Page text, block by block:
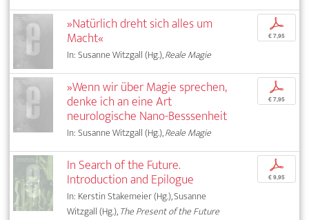
»Natürlich dreht sich alles um
Macht«
In: Susanne Witzgall (Hg.),Reale Magie
p
€ 7,95
»Wenn wir über Magie sprechen,
denke ich an eine Art
neurologische Nano-Besssenheit
In: Susanne Witzgall (Hg.),Reale Magie
p
€ 7,95
In Search of the Future.
Introduction and Epilogue
In: Kerstin Stakemeier (Hg.), Susanne
Witzgall (Hg.),The Present of the Future
p
€ 9,95